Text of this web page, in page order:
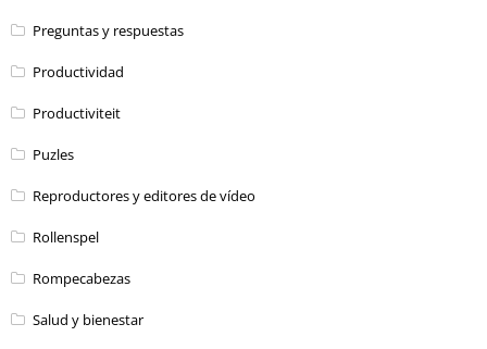
Preguntas y respuestas
Productividad
Productiviteit
Puzles
Reproductores y editores de vídeo
Rollenspel
Rompecabezas
Salud y bienestar